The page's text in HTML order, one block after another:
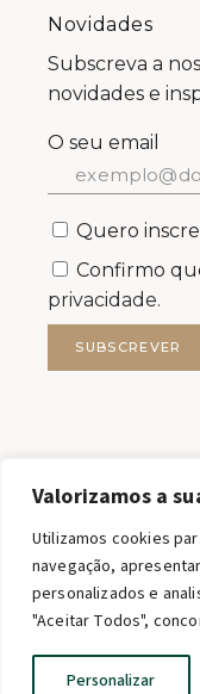
Valorizamos a
Utilizamos cookies
navegação,
personalizados e
"Aceitar Todos",
Personalizar
Novidades
Subscreva a
novidades e
O seu email
Quero
Confirmo
privacidade.
SUBSCREVER
FILSTONE
FILSTONE®2026